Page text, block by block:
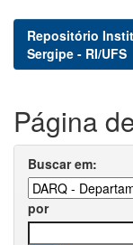
Repositório
Sergipe - RI/UFS
Página
Buscar em:
por